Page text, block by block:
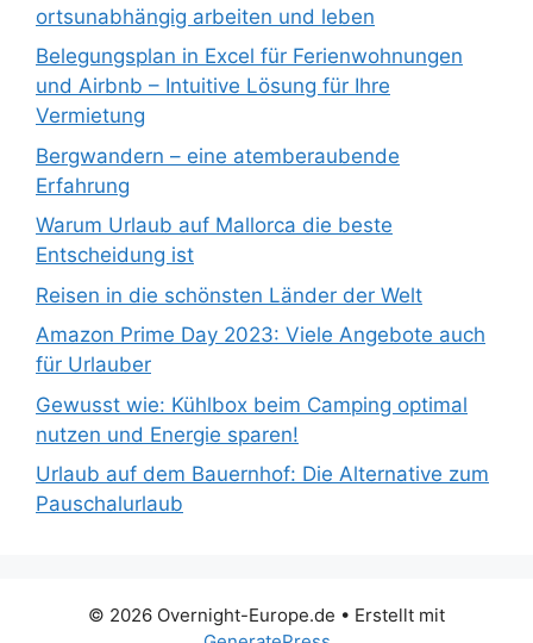
ortsunabhängig arbeiten und leben
Belegungsplan in Excel für Ferienwohnungen
und Airbnb – Intuitive Lösung für Ihre
Vermietung
Bergwandern – eine atemberaubende
Erfahrung
Warum Urlaub auf Mallorca die beste
Entscheidung ist
Reisen in die schönsten Länder der Welt
Amazon Prime Day 2023: Viele Angebote auch
für Urlauber
Gewusst wie: Kühlbox beim Camping optimal
nutzen und Energie sparen!
Urlaub auf dem Bauernhof: Die Alternative zum
Pauschalurlaub
© 2026 Overnight-Europe.de • Erstellt mit